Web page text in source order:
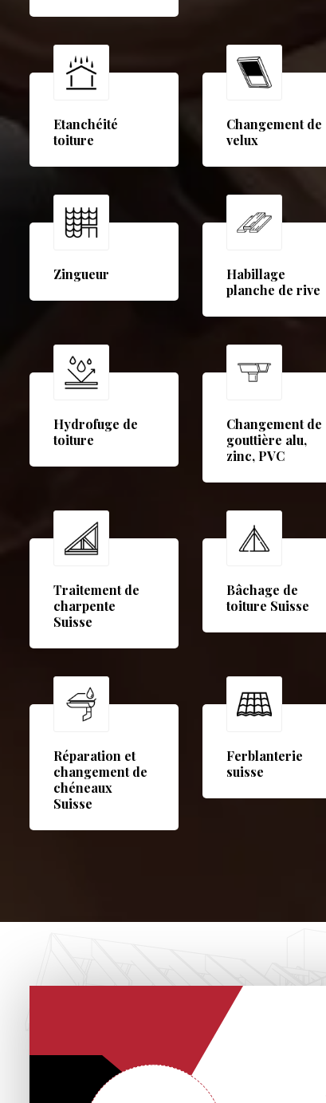
Etanchéité
toiture
Changement de
velux
Zingueur
Habillage
planche de rive
Hydrofuge de
toiture
Changement de
gouttière alu,
zinc, PVC
Traitement de
charpente
Suisse
Bâchage de
toiture Suisse
Réparation et
changement de
chéneaux
Suisse
Ferblanterie
suisse